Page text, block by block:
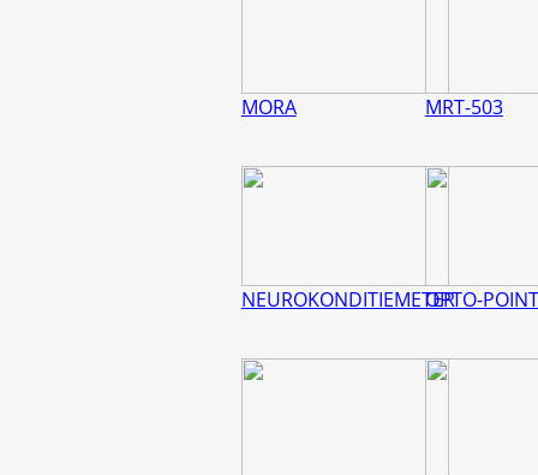
MORA MRT-503
NEUROKONDITIEMETEROPTO-POINT